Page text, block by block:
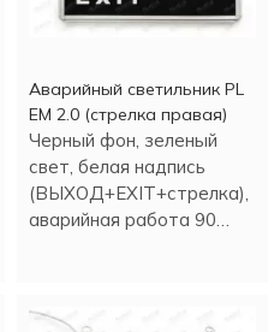
Аварийный светильник PL
EM 2.0 (стрелка правая)
Черный фон, зеленый
свет, белая надпись
(ВЫХОД+EXIT+стрелка),
аварийная работа 90